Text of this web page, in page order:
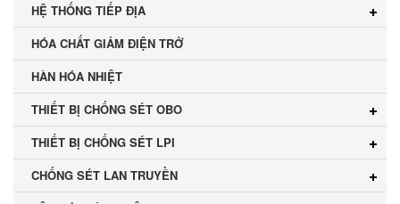
HỆ THỐNG TIẾP ĐỊA
HÓA CHẤT GIẢM ĐIỆN TRỞ
HÀN HÓA NHIỆT
THIẾT BỊ CHỐNG SÉT OBO
THIẾT BỊ CHỐNG SÉT LPI
CHỐNG SÉT LAN TRUYỀN